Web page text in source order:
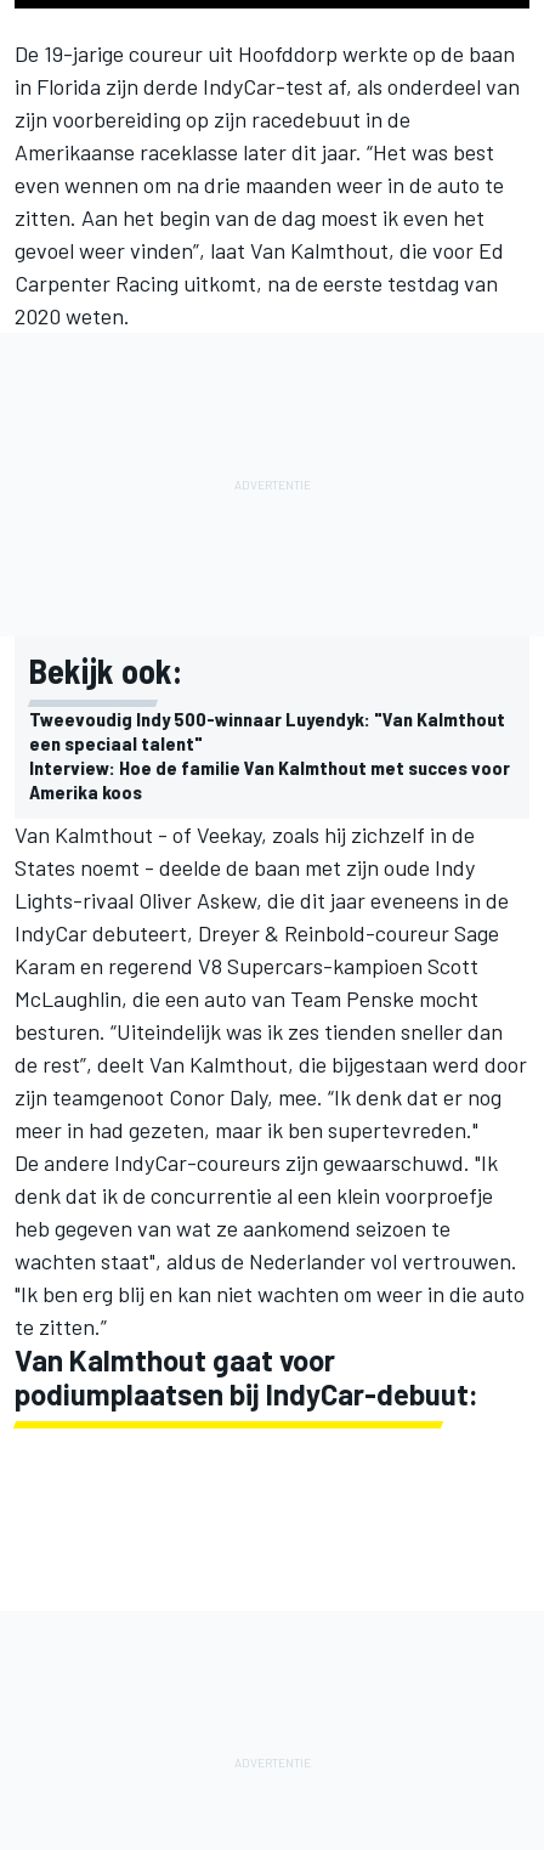
De 19-jarige coureur uit Hoofddorp werkte op de baan
in Florida zijn derde IndyCar-test af, als onderdeel van
zijn voorbereiding op zijn racedebuut in de
Amerikaanse raceklasse later dit jaar. “Het was best
even wennen om na drie maanden weer in de auto te
zitten. Aan het begin van de dag moest ik even het
gevoel weer vinden”, laat Van Kalmthout, die voor Ed
Carpenter Racing uitkomt, na de eerste testdag van
2020 weten.
Bekijk ook:
Tweevoudig Indy 500-winnaar Luyendyk: "Van Kalmthout
een speciaal talent"
Interview: Hoe de familie Van Kalmthout met succes voor
Amerika koos
Van Kalmthout - of Veekay, zoals hij zichzelf in de
States noemt - deelde de baan met zijn oude Indy
Lights-rivaal Oliver Askew, die dit jaar eveneens in de
IndyCardebuteert, Dreyer & Reinbold-coureur Sage
Karam en regerend V8 Supercars-kampioen Scott
McLaughlin, die een auto van Team Penske mocht
besturen. “Uiteindelijk was ik zes tienden sneller dan
de rest”, deelt Van Kalmthout, die bijgestaan werd door
zijn teamgenoot Conor Daly, mee. “Ik denk dat er nog
meer in had gezeten, maar ik ben supertevreden."
De andere IndyCar-coureurs zijn gewaarschuwd. "Ik
denk dat ik de concurrentie al een klein voorproefje
heb gegeven van wat ze aankomend seizoen te
wachten staat", aldus de Nederlander vol vertrouwen.
"Ik ben erg blij en kan niet wachten om weer in die auto
te zitten.”
Van Kalmthout gaat voor
podiumplaatsen bij IndyCar-debuut: